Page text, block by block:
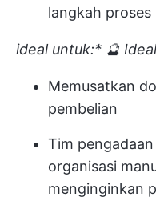
langkah proses
ideal untuk:* 🔮
Memusatkan
pembelian
Tim
organisasi
menginginkan